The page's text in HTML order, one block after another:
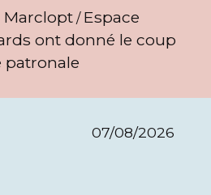
Marclopt / Espace
ont donné le coup
patronale
07/08/2026